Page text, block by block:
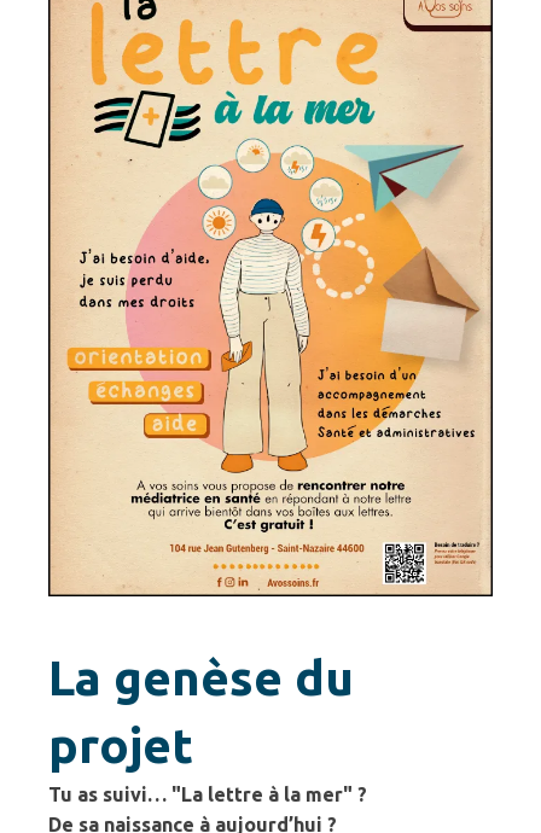
La genèse du
projet
Tu as suivi… "La lettre à la mer" ?
De sa naissance à aujourd’hui ?